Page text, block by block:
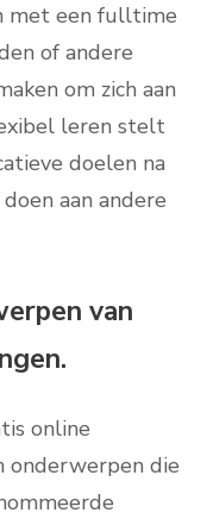
met een fulltime
of andere
om zich aan
leren stelt
doelen na
aan andere
van
online
onderwerpen die